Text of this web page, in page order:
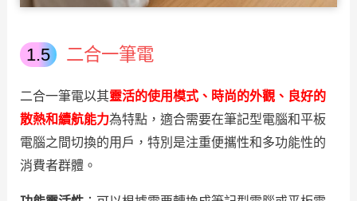
二合一筆電
二合一筆電以其靈活的使用模式、時尚的外觀、良好的
散熱和續航能力為特點，適合需要在筆記型電腦和平板
電腦之間切換的用戶，特別是注重便攜性和多功能性的
消費者群體。